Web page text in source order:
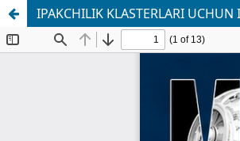
IPAKCHILIK KLASTERLARI